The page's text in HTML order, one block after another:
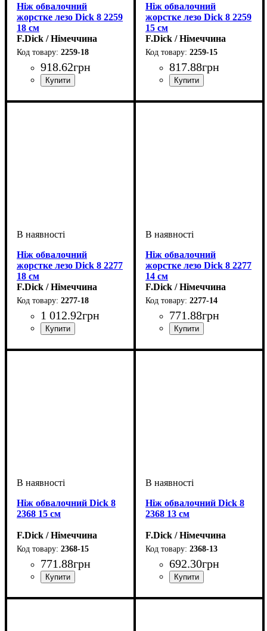
Ніж обвалочний
жорстке лезо Dick 8 2259
18 см
F.Dick / Німеччина
2259-18
918.62грн
Ніж обвалочний
жорстке лезо Dick 8 2259
15 см
F.Dick / Німеччина
2259-15
817.88грн
Ніж обвалочний
жорстке лезо Dick 8 2277
18 см
F.Dick / Німеччина
2277-18
1 012.92грн
Ніж обвалочний
жорстке лезо Dick 8 2277
14 см
F.Dick / Німеччина
2277-14
771.88грн
Ніж обвалочний Dick 8
2368 15 см
F.Dick / Німеччина
2368-15
771.88грн
Ніж обвалочний Dick 8
2368 13 см
F.Dick / Німеччина
2368-13
692.30грн